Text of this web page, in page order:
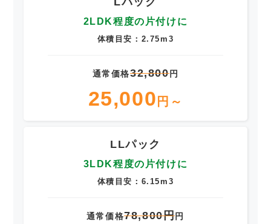
2LDK程度の片付けに
体積目安：2.75m3
通常価格32,800円
25,000 円～
LLパック
3LDK程度の片付けに
体積目安：6.15m3
通常価格78,800円円